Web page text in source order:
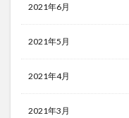
2021年6月
2021年5月
2021年4月
2021年3月